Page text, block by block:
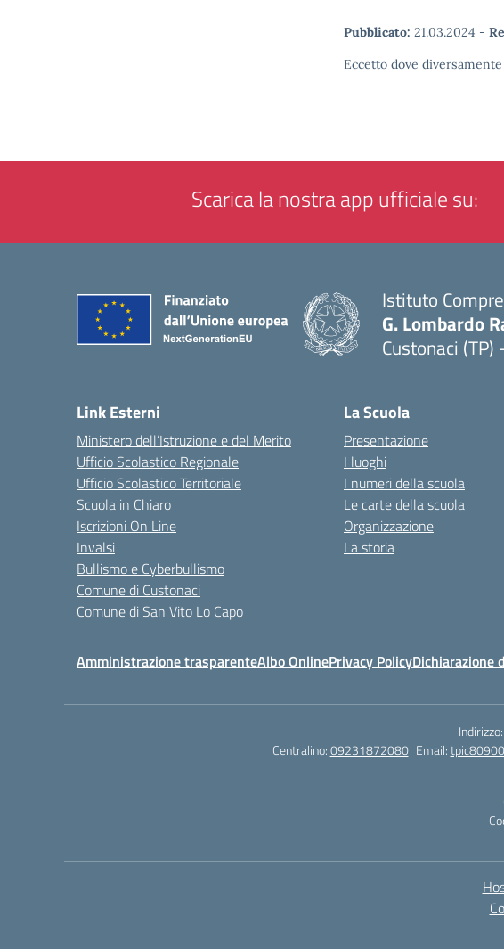
Pubblicato: 21.03.2024 -
Eccetto dove
Scarica la nostra app ufficiale su:
Istituto
G. Lombardo
Custonaci (TP)
Link Esterni
Ministero dell’Istruzione e del Merito
Ufficio Scolastico Regionale
Ufficio Scolastico Territoriale
Scuola in Chiaro
Iscrizioni On Line
Invalsi
Bullismo e Cyberbullismo
Comune di Custonaci
Comune di San Vito Lo Capo
La Scuola
Presentazione
I luoghi
I numeri della scuola
Le carte della scuola
Organizzazione
La storia
Amministrazione trasparenteAlbo OnlinePrivacy PolicyDichiarazione
Indirizzo:
Centralino:09231872080 Email: